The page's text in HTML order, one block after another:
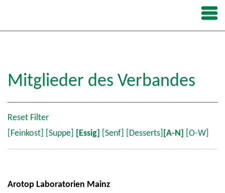
Mitglieder des Verbandes
Reset Filter
[A-N]
[O-W]
[Feinkost] [Suppe] [Essig] [Senf] [Desserts]
Arotop Laboratorien Mainz